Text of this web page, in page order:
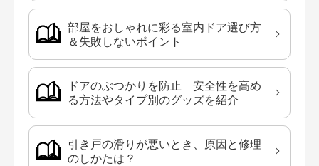
部屋をおしゃれに彩る室内ドア選び方
＆失敗しないポイント
ドアのぶつかりを防止 安全性を高め
る方法やタイプ別のグッズを紹介
引き戸の滑りが悪いとき、原因と修理
のしかたは？